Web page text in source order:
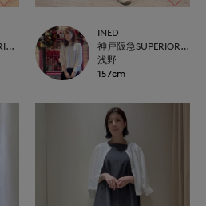
上本町近鉄SUPERIORCLOSET
INED
神戸阪急SUPERIORCLOSET
浅野
157cm